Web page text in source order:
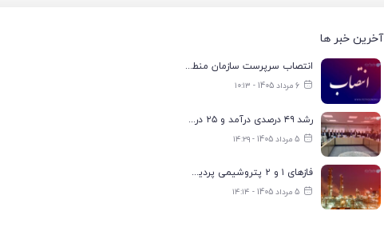
آخرین خبر ها
انتصاب سرپرست سازمان منطقه ویژه اقتصادی انرژی پارس
6 مرداد 1405 - ۱۰:۱۳
رشد ۴۹ درصدی درآمد و ۲۵ درصدی سود خالص؛ بیدبلند خلیج‌فارس سال ۱۴۰۴ را با رکوردهای جدید به پایان رساند
5 مرداد 1405 - ۱۴:۲۹
فازهای ۱ و ۲ پتروشیمی پردیس با ۸۵ درصد ظرفیت به مدار تولید بازگشتند
5 مرداد 1405 - ۱۴:۱۴